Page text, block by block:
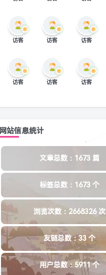
访客 访客 访客
访客 访客 访客
网站信息统计
文章总数：1673 篇
标签总数：1673 个
浏览次数：2668326 次
友链总数：33 个
用户总数：5911 个